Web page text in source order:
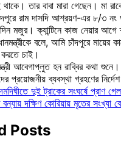
তার বাবা মারা গেছেন। মা
রাম দাসদি আশ্রয়ণ-এর ৮/৩ নং
মজুর। ক্যান্টিনে কাজ নেয়ার আগে
বলে, আমি চাঁদপুরে
চাই।
আবেগাপ্লুত হন রাব্বির কথা শুনে।
প্রয়োজনীয় ব্যবস্থা গ্রহণের
দুই ট্রাকের সংঘর্ষে প্রাণ
বন্যায় দক্ষিণ কোরিয়ায় মৃতের সংখ্যা
Posts